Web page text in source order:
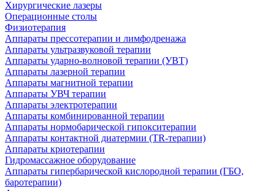
Хирургические лазеры
Операционные столы
Физиотерапия
Аппараты прессотерапии и лимфодренажа
Аппараты ультразвуковой терапии
Аппараты ударно-волновой терапии (УВТ)
Аппараты лазерной терапии
Аппараты магнитной терапии
Аппараты УВЧ терапии
Аппараты электротерапии
Аппараты комбинированной терапии
Аппараты нормобарической гипокситерапии
Аппараты контактной диатермии (TR-терапии)
Аппараты криотерапии
Гидромассажное оборудование
Аппараты гипербарической кислородной терапии (ГБО,
баротерапии)